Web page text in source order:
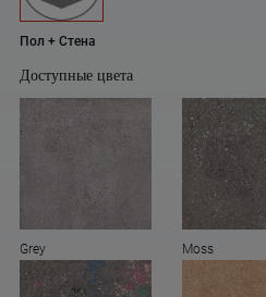
Пол + Стена
Доступные цвета
Grey Moss